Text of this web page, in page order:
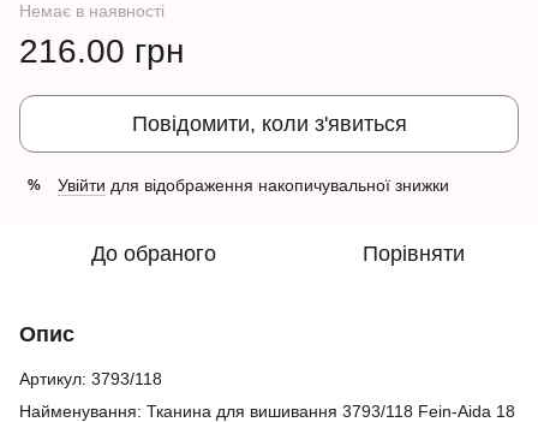
Немає в наявності
216.00 грн
Повідомити, коли з'явиться
% Увійти для відображення накопичувальної знижки
До обраного Порівняти
Опис
Артикул: 3793/118
Найменування: Тканина для вишивання 3793/118 Fein-Aida 18